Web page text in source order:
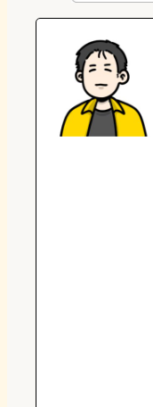
e